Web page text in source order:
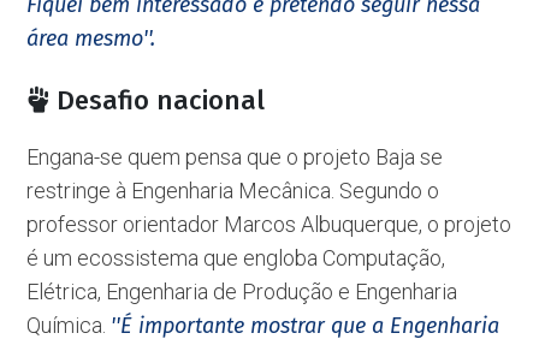
área mesmo''.
Desafio nacional
Engana-se quem pensa que o projeto Baja se
restringe à Engenharia Mecânica. Segundo o
professor orientador Marcos Albuquerque, o projeto
é um ecossistema que engloba Computação,
Elétrica, Engenharia de Produção e Engenharia
Química. ''É importante mostrar que a Engenharia